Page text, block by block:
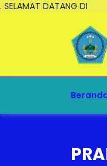
. SELAMAT DATANG DI